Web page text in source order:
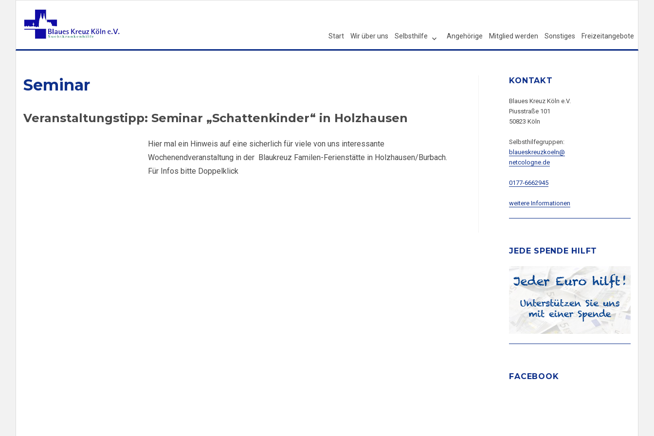
Start Wir über uns Selbsthilfe Angehörige Mitglied werden Sonstiges Freizeitangebote
Seminar
Veranstaltungstipp: Seminar „Schattenkinder“ in Holzhausen
Hier mal ein Hinweis auf eine sicherlich für viele von uns interessante
Wochenendveranstaltung in der Blaukreuz Familen-Ferienstätte in Holzhausen/Burbach.
Für Infos bitte Doppelklick
KONTAKT
Blaues Kreuz Köln e.V.
Piusstraße 101
50823 Köln
Selbsthilfegruppen:
blaueskreuzkoeln@
netcologne.de
0177-6662945
weitere Informationen
JEDE SPENDE HILFT
FACEBOOK